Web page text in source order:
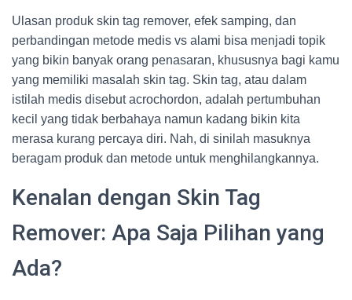
Ulasan produk skin tag remover, efek samping, dan
perbandingan metode medis vs alami bisa menjadi topik
yang bikin banyak orang penasaran, khususnya bagi kamu
yang memiliki masalah skin tag. Skin tag, atau dalam
istilah medis disebut acrochordon, adalah pertumbuhan
kecil yang tidak berbahaya namun kadang bikin kita
merasa kurang percaya diri. Nah, di sinilah masuknya
beragam produk dan metode untuk menghilangkannya.
Kenalan dengan Skin Tag
Remover: Apa Saja Pilihan yang
Ada?